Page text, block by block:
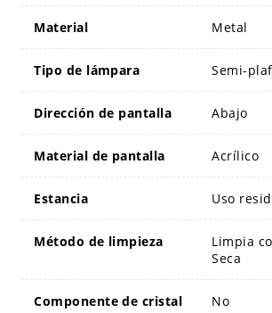
Material Metal
Tipo de lámpara Semi-
Dirección de pantalla Abajo
Material de pantalla Acrílico
Estancia Uso
Método de limpieza
Limpia
Seca
Componente de cristal No